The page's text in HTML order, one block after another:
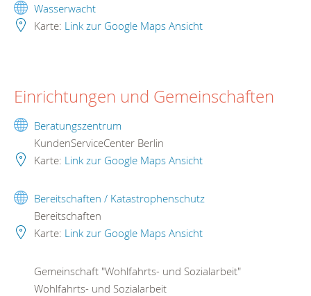
Wasserwacht
Karte: Link zur Google Maps Ansicht
Einrichtungen und Gemeinschaften
Beratungszentrum
KundenServiceCenter Berlin
Karte: Link zur Google Maps Ansicht
Bereitschaften / Katastrophenschutz
Bereitschaften
Karte: Link zur Google Maps Ansicht
Gemeinschaft "Wohlfahrts- und Sozialarbeit"
Wohlfahrts- und Sozialarbeit